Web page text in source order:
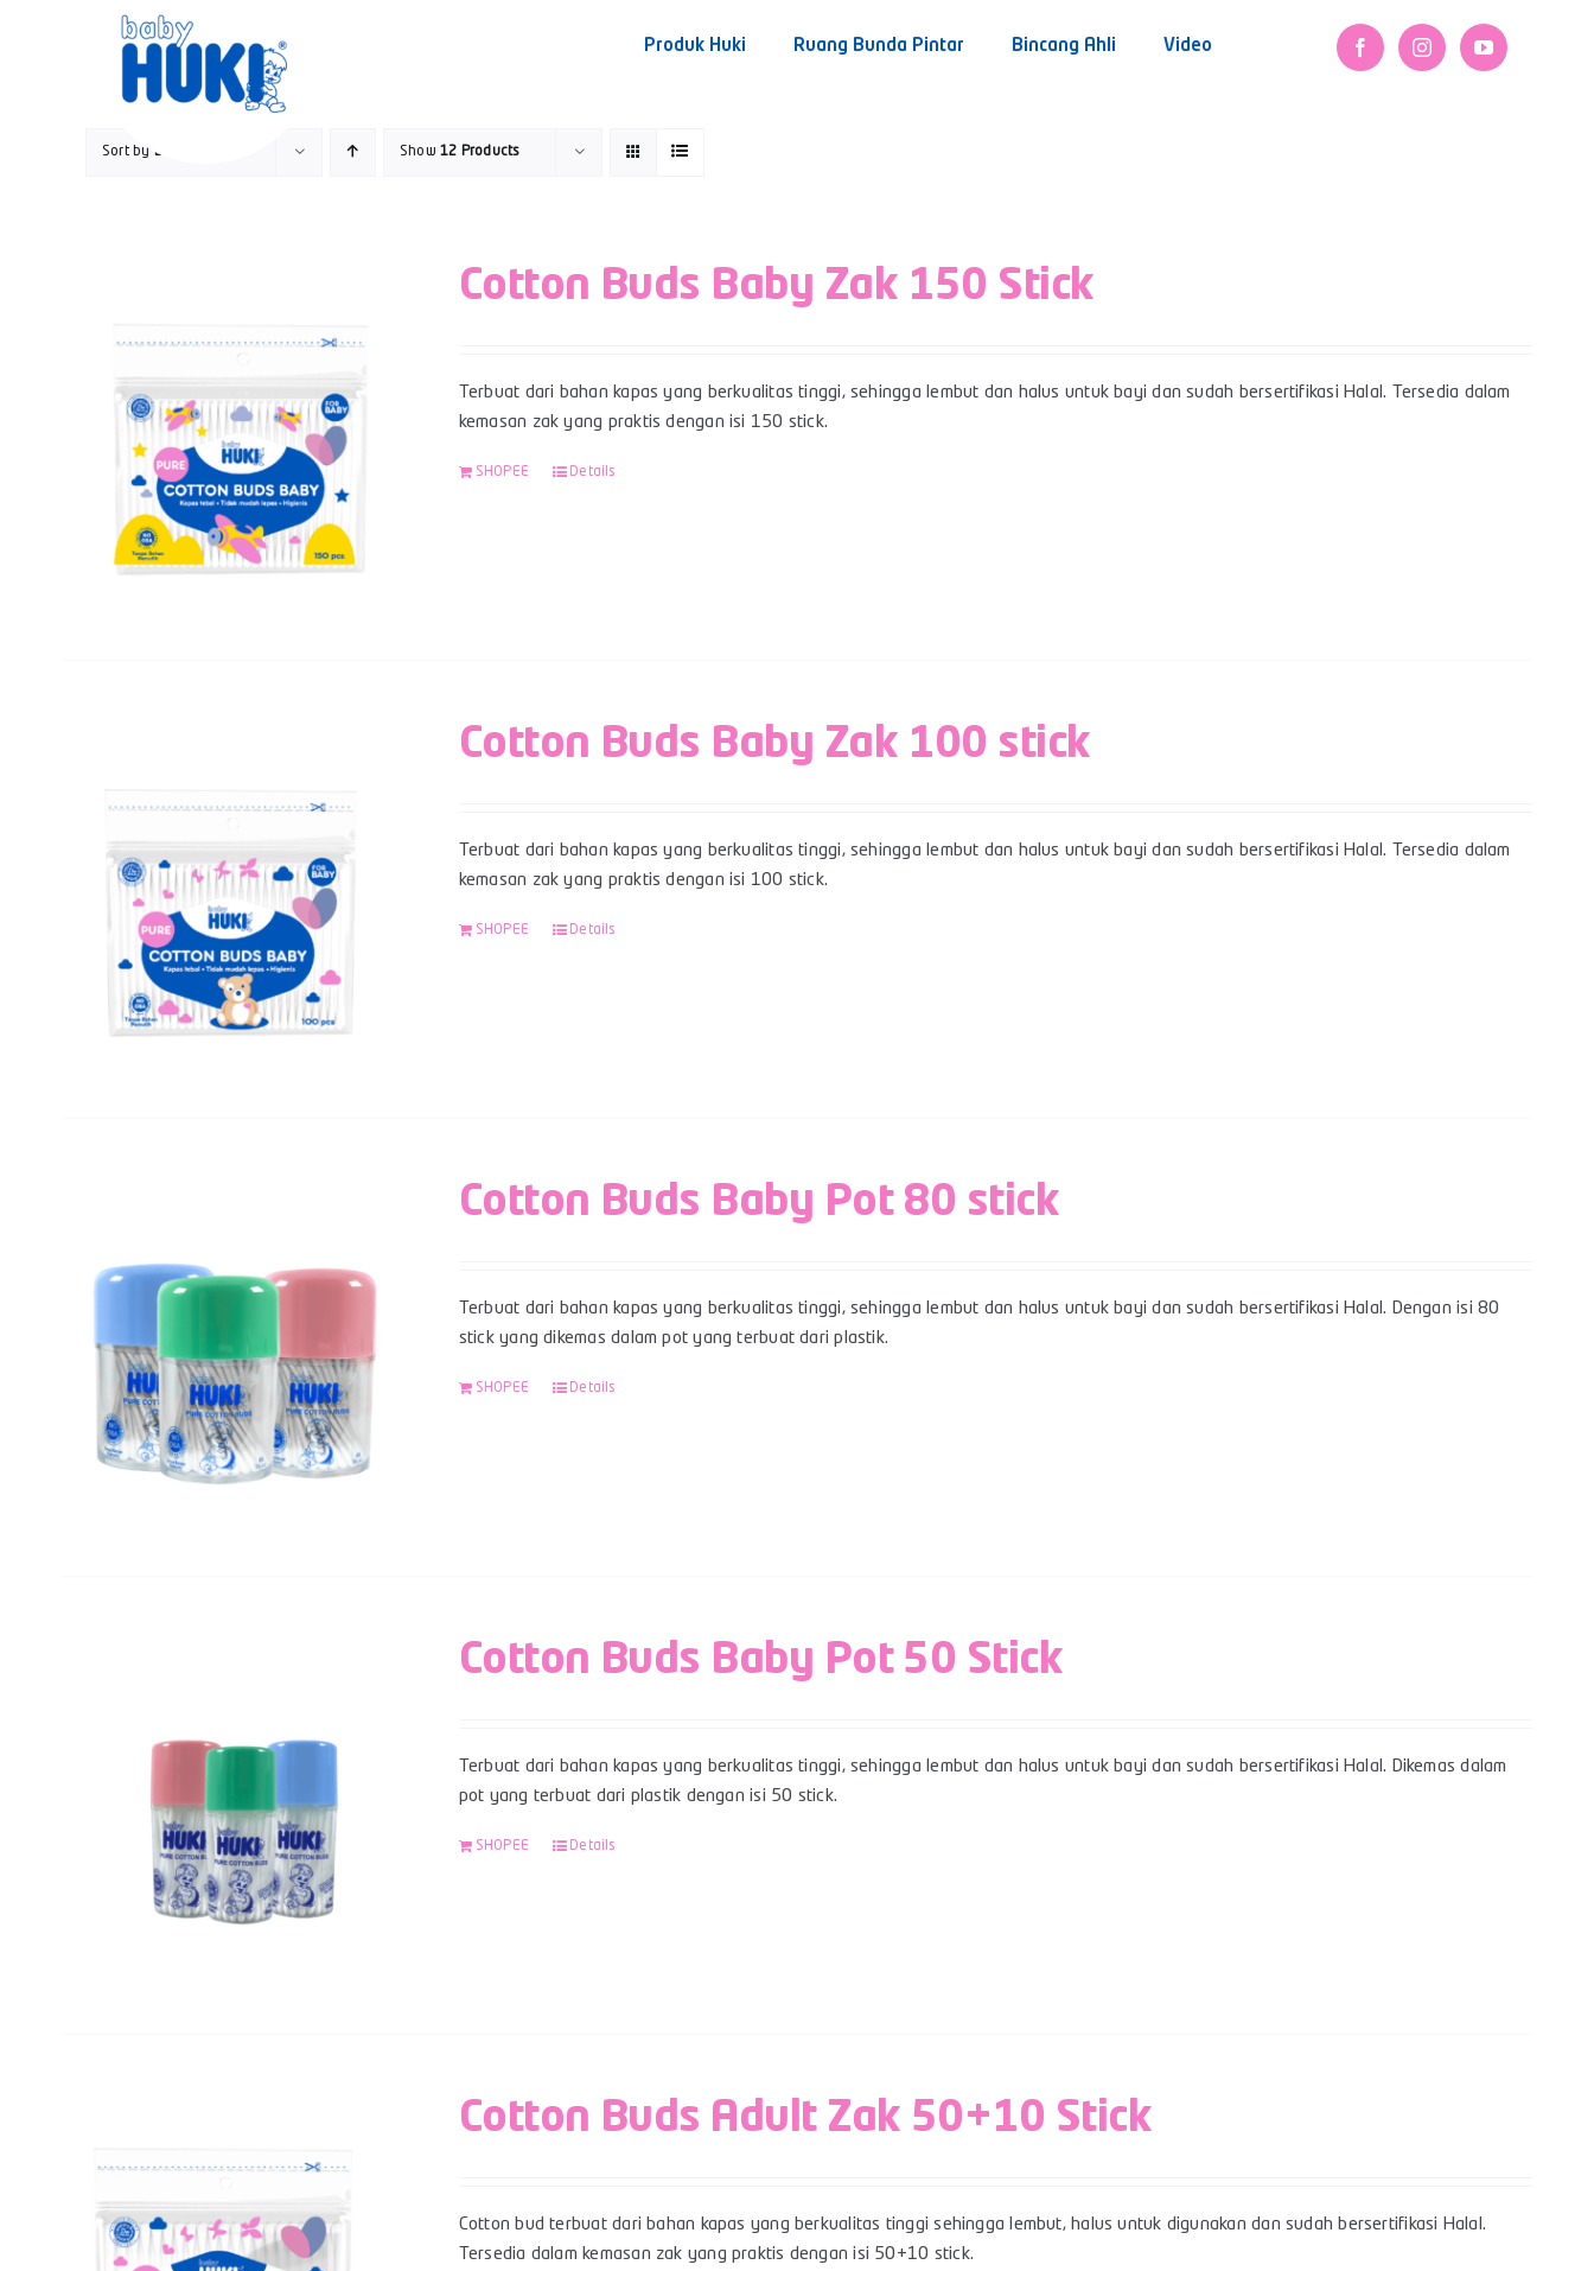
Produk Huki Ruang Bunda Pintar Bincang Ahli Video
Sort by Default Order Show12 Products
Cotton Buds Baby Zak 150 Stick
Terbuat dari bahan kapas yang berkualitas tinggi, sehingga lembut dan halus untuk bayi dan sudah bersertifikasi Halal. Tersedia dalam
kemasan zak yang praktis dengan isi 150 stick.
SHOPEE Details
Cotton Buds Baby Zak 100 stick
Terbuat dari bahan kapas yang berkualitas tinggi, sehingga lembut dan halus untuk bayi dan sudah bersertifikasi Halal. Tersedia dalam
kemasan zak yang praktis dengan isi 100 stick.
SHOPEE Details
Cotton Buds Baby Pot 80 stick
Terbuat dari bahan kapas yang berkualitas tinggi, sehingga lembut dan halus untuk bayi dan sudah bersertifikasi Halal. Dengan isi 80
stick yang dikemas dalam pot yang terbuat dari plastik.
SHOPEE Details
Cotton Buds Baby Pot 50 Stick
Terbuat dari bahan kapas yang berkualitas tinggi, sehingga lembut dan halus untuk bayi dan sudah bersertifikasi Halal. Dikemas dalam
pot yang terbuat dari plastik dengan isi 50 stick.
SHOPEE Details
Cotton Buds Adult Zak 50+10 Stick
Cotton bud terbuat dari bahan kapas yang berkualitas tinggi sehingga lembut, halus untuk digunakan dan sudah bersertifikasi Halal.
Tersedia dalam kemasan zak yang praktis dengan isi 50+10 stick.